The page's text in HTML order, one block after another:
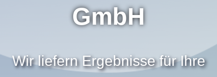
GmbH
Wir liefern Ergebnisse für Ihre